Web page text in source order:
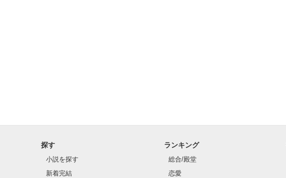
探す
小説を探す
新着完結
ランキング
総合/殿堂
恋愛